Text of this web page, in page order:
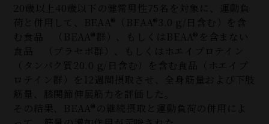
20歳以上40歳以下の健常男性75名を対象に、運動負
荷と併用して、BEAA®（BEAA®3.0 g/日含む）を含
む食品 （BEAA®群）、もしくはBEAA®を含まない
食品 （プラセボ群）、もしくはホエイプロテイン
（タンパク質20.0 g/日含む）を含む食品（ホエイプ
ロテイン群）を12週間摂取させ、全身筋量および下肢
筋量、膝関節伸展筋力を評価した。
その結果、BEAA®の継続摂取と運動負荷の併用によ